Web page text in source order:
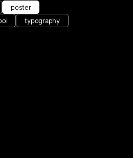
poster
typography